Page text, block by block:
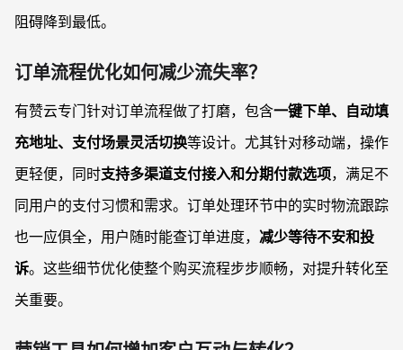
阻碍降到最低。
订单流程优化如何减少流失率？
有赞云专门针对订单流程做了打磨，包含一键下单、自动填
充地址、支付场景灵活切换等设计。尤其针对移动端，操作
更轻便，同时支持多渠道支付接入和分期付款选项，满足不
同用户的支付习惯和需求。订单处理环节中的实时物流跟踪
也一应俱全，用户随时能查订单进度， 减少等待不安和投
诉。这些细节优化使整个购买流程步步顺畅，对提升转化至
关重要。